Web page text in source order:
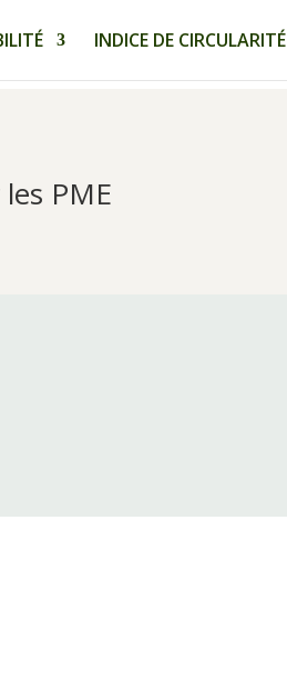
INDICE DE CIRCULARITÉ
PME